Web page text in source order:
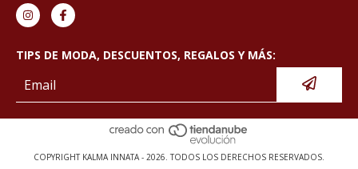
TIPS DE MODA, DESCUENTOS, REGALOS Y MÁS:
COPYRIGHT KALMA INNATA - 2026. TODOS LOS DERECHOS RESERVADOS.